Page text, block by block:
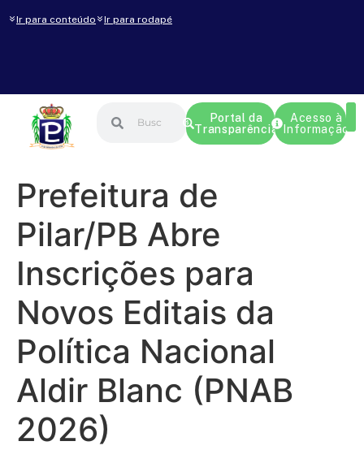
Ir para conteúdo Ir para rodapé
Portal da
Transparência
Acesso à
Informação
Prefeitura de
Pilar/PB Abre
Inscrições para
Novos Editais da
Política Nacional
Aldir Blanc (PNAB
2026)